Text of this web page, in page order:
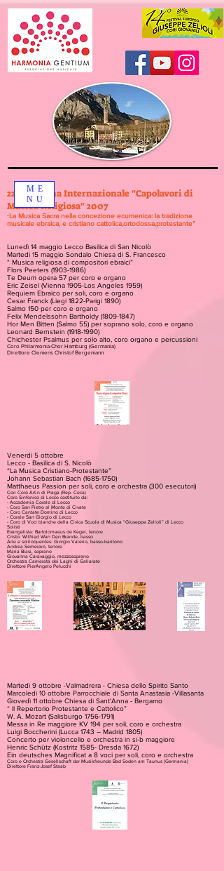
ME
NU
22° Rassegna Internazionale "Capolavori di
Musica Religiosa" 2007
“La Musica Sacra nella concezione ecumenica: la tradizione
musicale ebraica, e cristiano cattolica,ortodossa,protestante”
Lunedì 14 maggio Lecco Basilica di San Nicolò
Martedì 15 maggio Sondalo Chiesa di S. Francesco
“ Musica religiosa di compositori ebraici”
Flors Peeters (1903-1986)
Te Deum opera 57 per coro e organo
Eric Zeisel (Vienna 1905-Los Angeles 1959)
Requiem Ebraico per soli, coro e organo
Cesar Franck (Liegi 1822-Parigi 1890)
Salmo 150 per coro e organo
Felix Mendelssohn Bartholdy (1809-1847)
Hor Men Bitten (Salmo 55) per soprano solo, coro e organo
Leonard Bernstein (1918-1990)
Chichester Psalmus per solo alto, coro organo e percussioni
Coro Philarmonia-Chor Hamburg (Germania)
Direttore Clemens Christof Bergemann
Venerdì 5 ottobre
Lecco - Basilica di S. Nicolò
“La Musica Cristiano-Protestante”
Johann Sebastian Bach (1685-1750)
Matthaeus Passion per soli, coro e orchestra (300 esecutori)
Cori Coro Art-n di Praga (Rep. Ceca)
Coro Sinfonico di Lecco costituito da:
- Accademia Corale di Lecco
- Coro San Pietro al Monte di Civate
- Coro Cantate Domino di Lecco
- Corale San Giorgio di Lecco
- Coro di Voci bianche della Civica Scuola di Musica “Giuseppe Zelioli” di Lecco
Solisti
Evangelista: Bartolomaeus de Kegel, tenore
Cristo: Wilfried Wan Den Brande, basso
Arie e soliloquentes: Giorgio Valerio, basso-baritono
Andrea Semeraro, tenore
Maria Biasi, soprano
Giovanna Caravaggio, mezzosoprano
Orchestra Camerata dei Laghi di Gallarate
Direttore PierAngelo Pelucchi
Martedì 9 ottobre -Valmadrera - Chiesa dello Spirito Santo
Marcoledì 10 ottobre Parrocchiale di Santa Anastasia -Villasanta
Giovedì 11 ottobre Chiesa di Sant'Anna - Bergamo
“ Il Repertorio Protestante e Cattolico”
W. A. Mozart (Salisburgo 1756-1791)
Messa in Re maggiore KV 194 per soli, coro e orchestra
Luigi Boccherini (Lucca 1743 – Madrid 1805)
Concerto per violoncello e orchestra in si-b maggiore
Henric Schütz (Kostritz 1585- Dresda 1672)
Ein deutsches Magnificat a 8 voci per soli, coro e orchestra
Coro e Orchestra Gesellschaft der Musikfreunde Bad Soden am Taunus (Germania)
Direttore Franz-Josef Staab